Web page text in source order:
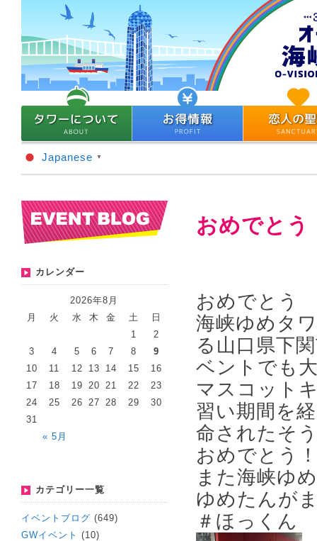
Japanese ▼
カレンダー
2026年8月
月
火 水 木 金 土 日
« 5月
1
2
3
4 5 6 7 8
9
10
11 12 13 14 15
16
17
18 19 20 21 22
23
24
25 26 27 28 29
30
31
カテゴリー一覧
イベントブログ (649)
GWイベント (10)
おめでと
おめでとう
海峡ゆめタ
る山口県下
ベントでも
マスコット
習い期間を
命されたそ
おめでとう
また海峡ゆ
ゆめたんが
＃ほっくん